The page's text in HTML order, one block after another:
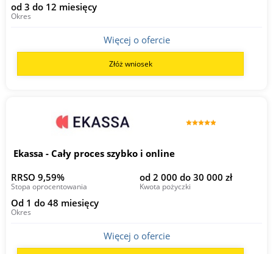
od 3 do 12 miesięcy
Okres
Więcej o ofercie
Złóż wniosek
Ekassa - Cały proces szybko i online
RRSO 9,59%
Stopa oprocentowania
od 2 000 do 30 000 zł
Kwota pożyczki
Od 1 do 48 miesięcy
Okres
Więcej o ofercie